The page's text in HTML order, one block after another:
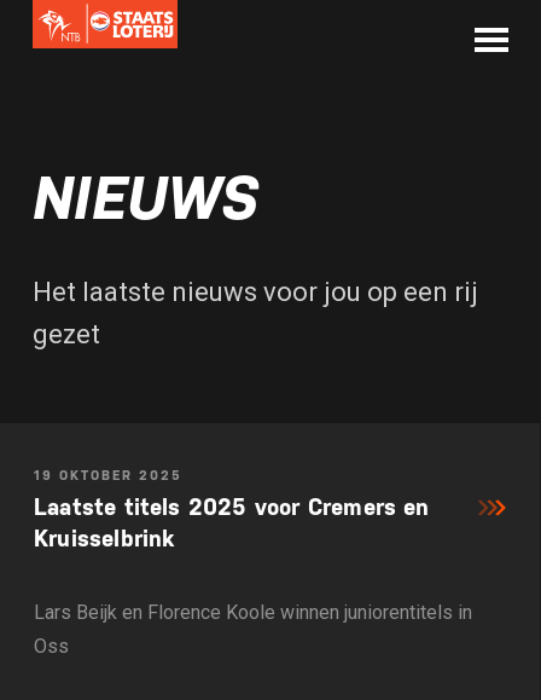
NIEUWS
Het laatste nieuws voor jou op een rij
gezet
19 OKTOBER 2025
Laatste titels 2025 voor Cremers en
Kruisselbrink
Lars Beijk en Florence Koole winnen juniorentitels in
Oss